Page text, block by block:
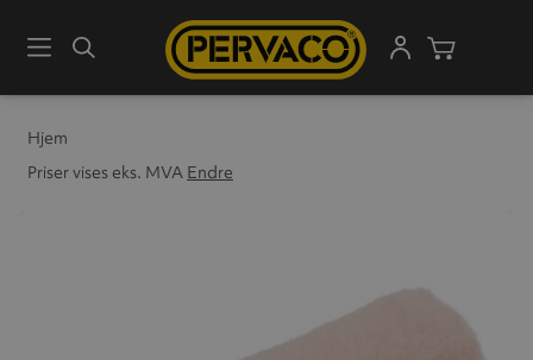
MenySøk
Hjem
Priser vises eks. MVA Endre